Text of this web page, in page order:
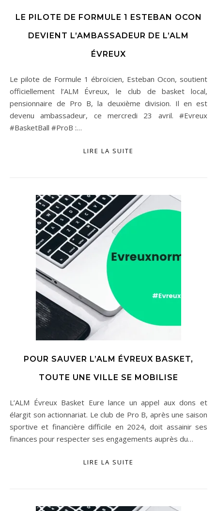
LE PILOTE DE FORMULE 1 ESTEBAN OCON
DEVIENT L’AMBASSADEUR DE L’ALM
ÉVREUX
Le pilote de Formule 1 ébroïcien, Esteban Ocon, soutient
officiellement l’ALM Évreux, le club de basket local,
pensionnaire de Pro B, la deuxième division. Il en est
devenu ambassadeur, ce mercredi 23 avril. #Evreux
#BasketBall #ProB :…
LIRE LA SUITE
POUR SAUVER L’ALM ÉVREUX BASKET,
TOUTE UNE VILLE SE MOBILISE
L’ALM Évreux Basket Eure lance un appel aux dons et
élargit son actionnariat. Le club de Pro B, après une saison
sportive et financière difficile en 2024, doit assainir ses
finances pour respecter ses engagements auprès du…
LIRE LA SUITE